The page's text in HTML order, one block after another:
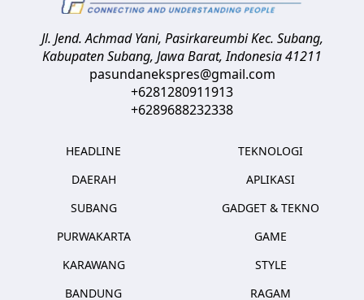
Jl. Jend. Achmad Yani, Pasirkareumbi Kec. Subang,
Kabupaten Subang, Jawa Barat,Indonesia41211
pasundanekspres@gmail.com
+6281280911913
+6289688232338
HEADLINE
DAERAH
SUBANG
PURWAKARTA
KARAWANG
BANDUNG
TEKNOLOGI
APLIKASI
GADGET & TEKNO
GAME
STYLE
RAGAM